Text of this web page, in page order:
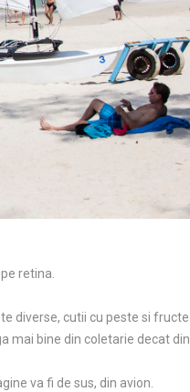
retina.
diverse, cutii cu peste si fructe
mai bine din coletarie decat din
va fi de sus, din avion.